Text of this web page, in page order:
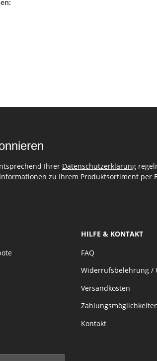
Ihrer Datenschutzerklärung
zu Ihrem Produktsortiment per
HILFE & KONTAKT
FAQ
Widerrufsbelehrung /
Versandkosten
Kontakt